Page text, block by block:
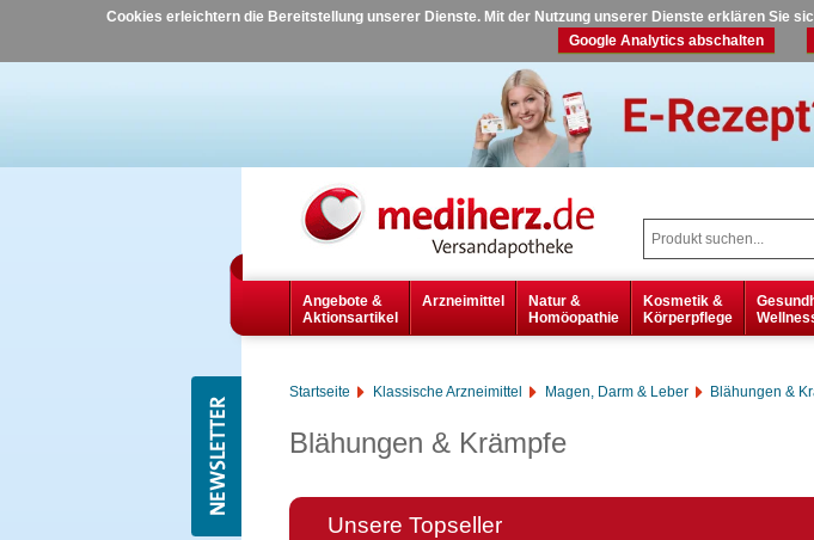
Cookies erleichtern die Bereitstellung unserer Dienste. Mit der Nutzung unserer Dienste erklären Sie
Google Analytics abschalten
Angebote &
Aktionsartikel
Arzneimittel
Natur &
Homöopathie
Kosmetik &
Körperpflege
Startseite Klassische Arzneimittel Magen, Darm & Leber Blähungen &
Blähungen & Krämpfe
Unsere Topseller